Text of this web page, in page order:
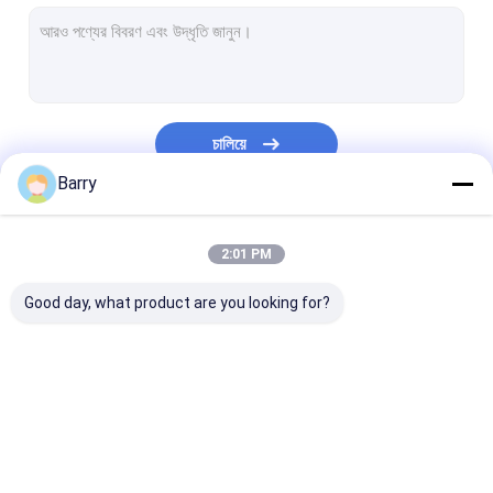
বৈদ্যুতিক ক্লিনার স্প্রে
সিলিকন Sealant
চালিয়ে
Barry
2:01 PM
Good day, what product are you looking for?